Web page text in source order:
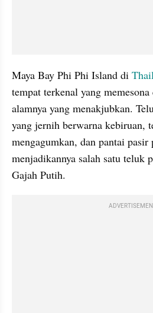
Maya Bay Phi Phi Island di
tempat terkenal yang
alamnya yang menakjubkan.
yang jernih berwarna kebiruan,
mengagumkan, dan pantai
menjadikannya salah satu teluk
Gajah Putih.